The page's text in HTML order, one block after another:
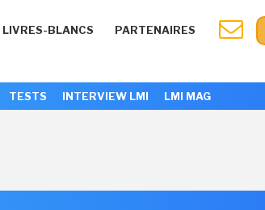
LIVRES-BLANCS PARTENAIRES
TESTS INTERVIEW LMI LMI MAG